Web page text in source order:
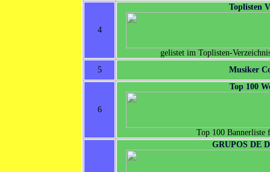
4
Toplisten
gelistet im Toplisten-
5
Musiker
6
Top 100
Top 100 Bannerliste
GRUPOS DE